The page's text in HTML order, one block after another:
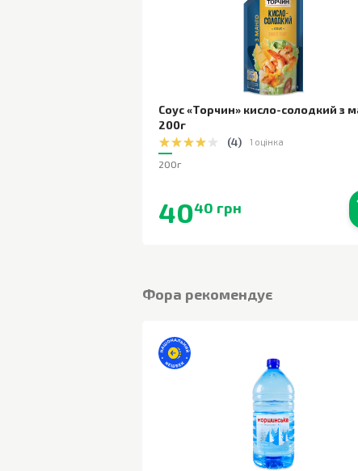
Соус «Торчин» кисло-солодкий з
200г
(4) 1 оцінка
200г
4040 грн
Фора рекомендує